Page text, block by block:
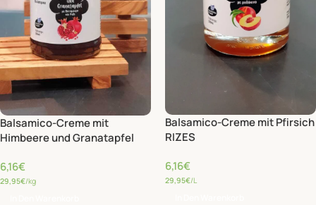
Balsamico-Creme mit
Himbeere und Granatapfel
6,16€
29,95€/kg
Balsamico-Creme mit Pfirsich
RIZES
6,16€
29,95€/L